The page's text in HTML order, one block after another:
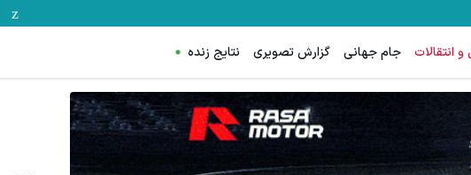
و انتقالات جام جهانی گزارش تصویری نتایج زنده